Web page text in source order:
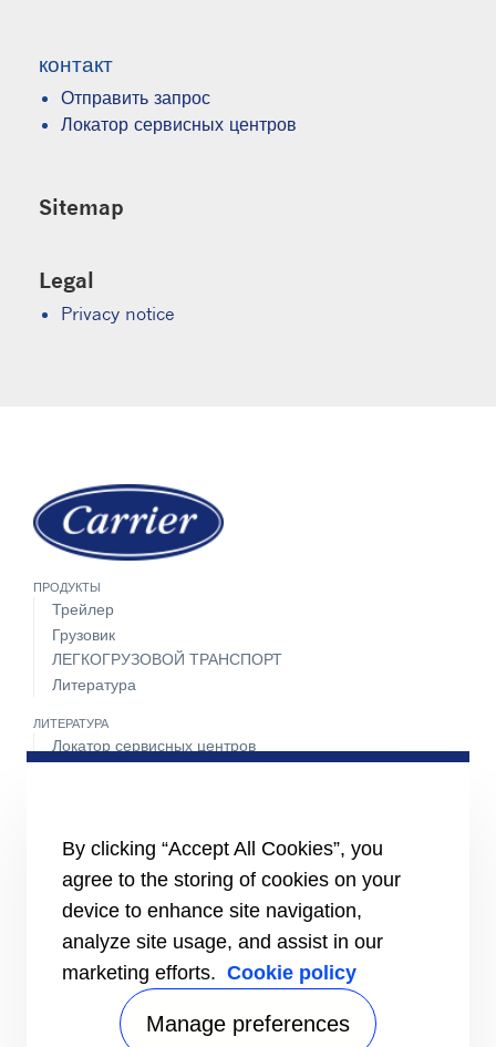
контакт
Отправить запрос
Локатор сервисных центров
Sitemap
Legal
Privacy notice
ПРОДУКТЫ
Трейлер
Грузовик
ЛЕГКОГРУЗОВОЙ ТРАНСПОРТ
Литература
ЛИТЕРАТУРА
Локатор сервисных центров
Карьера
Медиа-центр
Контакты отдела продаж
By clicking “Accept All Cookies”, you
agree to the storing of cookies on your
device to enhance site navigation,
analyze site usage, and assist in our
marketing efforts. Cookie policy
Manage preferences